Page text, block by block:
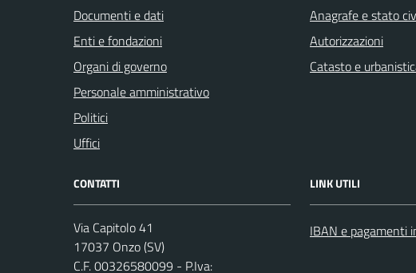
Documenti e dati
Enti e fondazioni
Organi di governo
Personale amministrativo
Politici
Uffici
Anagrafe e stato
Autorizzazioni
Catasto e
CONTATTI
Via Capitolo 41
17037 Onzo (SV)
C.F. 00326580099 - P.Iva:
LINK UTILI
IBAN e pagamenti